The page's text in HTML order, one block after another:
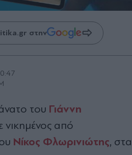
στην
του Γιάννη
νικημένος από
Νίκος Φλωρινιώτης, στα